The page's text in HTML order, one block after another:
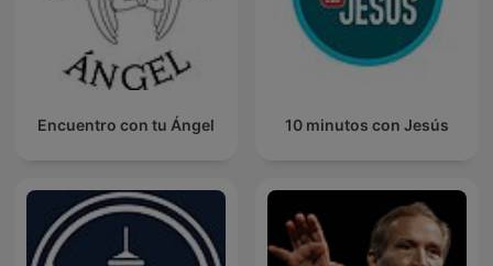
Encuentro con tu Ángel 10 minutos con Jesús